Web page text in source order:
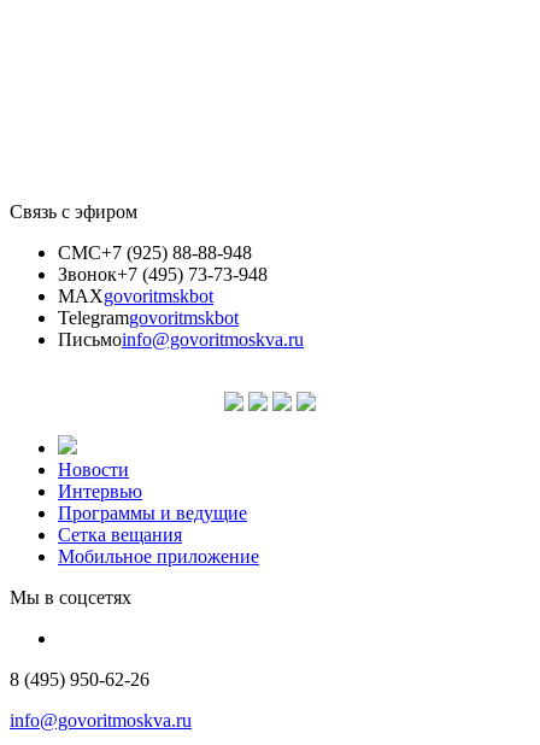
Связь с эфиром
СМС+7 (925) 88-88-948
Звонок+7 (495) 73-73-948
MAXgovoritmskbot
Telegramgovoritmskbot
Письмоinfo@govoritmoskva.ru
Новости
Интервью
Программы и ведущие
Сетка вещания
Мобильное приложение
Мы в соцсетях
8 (495) 950-62-26
info@govoritmoskva.ru